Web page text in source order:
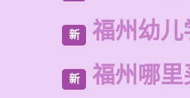
新 福州幼儿
新 福州哪里